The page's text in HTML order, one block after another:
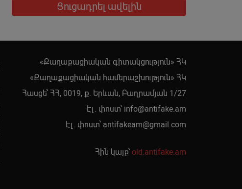
Ցուցադրել ավելին
«Քաղաքացիական գիտակցություն» ՀԿ
«Քաղաքացիական համերաշխություն» ՀԿ
Հասցե՝ ՀՀ, 0019, ք. Երևան, Բաղրամյան 1/27
Էլ. փոստ՝ info@antifake.am
Էլ. փոստ՝ antifakeam@gmail.com
Հին կայք՝ old.antifake.am